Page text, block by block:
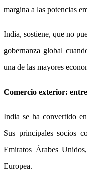
margina a las potencias
India, sostiene, que no
gobernanza global
una de las mayores
Comercio exterior:
India se ha convertido
Sus principales socios
Emiratos Árabes
Europea.